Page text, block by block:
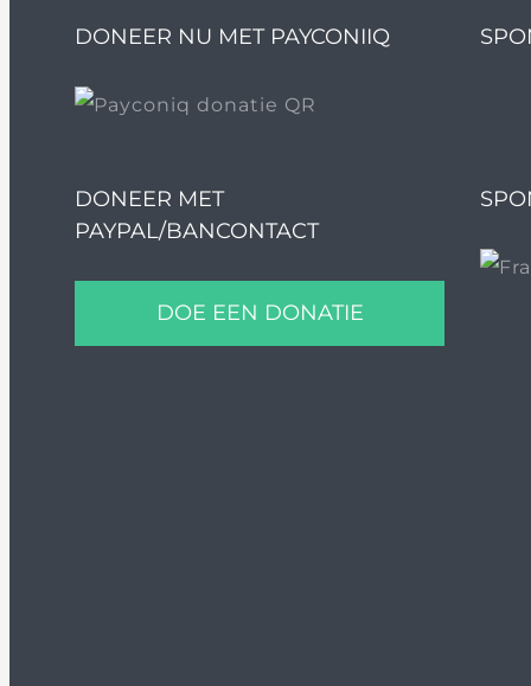
DONEER NU MET PAYCONIIQ
DONEER MET
PAYPAL/BANCONTACT
DOE EEN DONATIE